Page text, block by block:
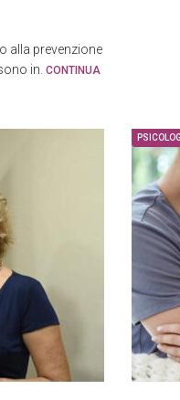
alla prevenzione
in. CONTINUA